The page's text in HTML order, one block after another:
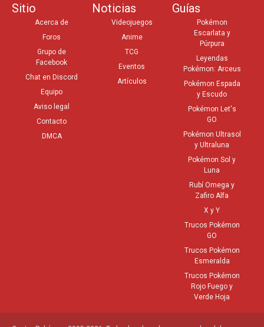
Sitio
Acerca de
Foros
Grupo de
Facebook
Chat en Discord
Equipo
Aviso legal
Contacto
DMCA
Noticias
Videojuegos
Anime
TCG
Eventos
Artículos
Guías
Pokémon
Escarlata y
Púrpura
Leyendas
Pokémon: Arceus
Pokémon Espada
y Escudo
Pokémon Let's
GO
Pokémon Ultrasol
y Ultraluna
Pokémon Sol y
Luna
Rubí Omega y
Zafiro Alfa
X y Y
Trucos Pokémon
GO
Trucos Pokémon
Esmeralda
Trucos Pokémon
Rojo Fuego y
Verde Hoja